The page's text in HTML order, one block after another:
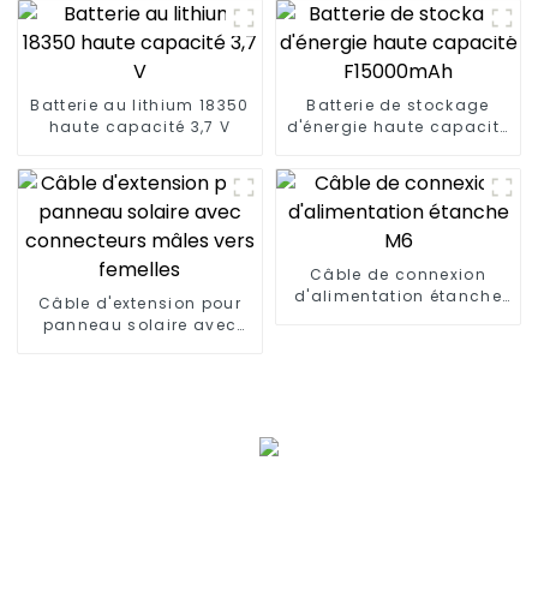
Batterie au lithium 18350
haute capacité 3,7 V
Batterie de stockage
d'énergie haute capacité
Câble d'extension pour
panneau solaire avec
Câble de connexion
d'alimentation étanche